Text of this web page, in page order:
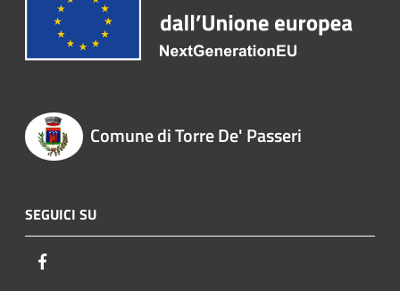
Comune di Torre De' Passeri
SEGUICI SU